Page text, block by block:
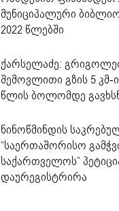
მუნიციპალური
2022 წლებში
ქარსელაძე:
შემოვლითი გზის 5 კმ-
წლის ბოლომდე
ნინოწმინდის
“საერთაშორისო
საქართველოს”
დაურეგისტრირა